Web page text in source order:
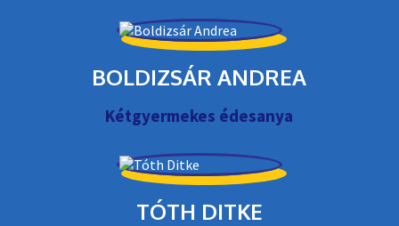
BOLDIZSÁR ANDREA
Kétgyermekes édesanya
TÓTH DITKE